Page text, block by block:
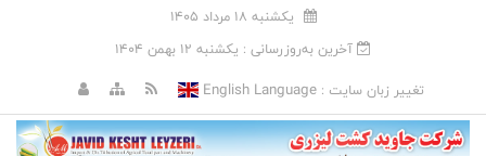
يکشنبه 18 مرداد 1405
آخرین به‌روزرسانی : يکشنبه 12 بهمن 1404
تغییر زبان سایت :English Language